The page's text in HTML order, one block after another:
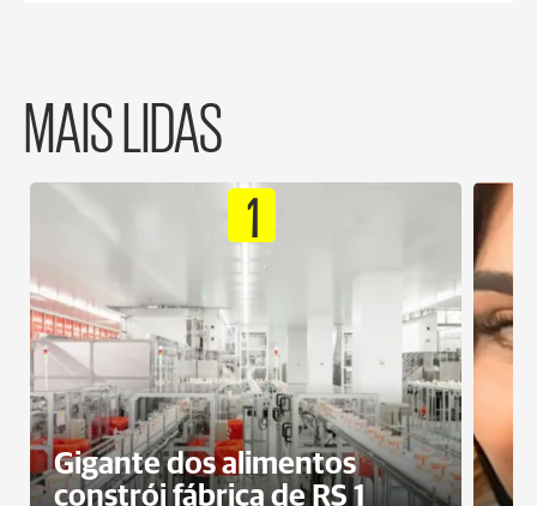
MAIS LIDAS
1
Gigante dos alimentos
constrói fábrica de RS 1